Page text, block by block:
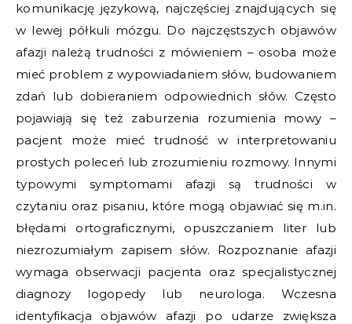
komunikację językową, najczęściej znajdujących się
w lewej półkuli mózgu. Do najczęstszych objawów
afazji należą trudności z mówieniem – osoba może
mieć problem z wypowiadaniem słów, budowaniem
zdań lub dobieraniem odpowiednich słów. Często
pojawiają się też zaburzenia rozumienia mowy –
pacjent może mieć trudność w interpretowaniu
prostych poleceń lub zrozumieniu rozmowy. Innymi
typowymi symptomami afazji są trudności w
czytaniu oraz pisaniu, które mogą objawiać się m.in.
błędami ortograficznymi, opuszczaniem liter lub
niezrozumiałym zapisem słów. Rozpoznanie afazji
wymaga obserwacji pacjenta oraz specjalistycznej
diagnozy logopedy lub neurologa. Wczesna
identyfikacja objawów afazji po udarze zwiększa